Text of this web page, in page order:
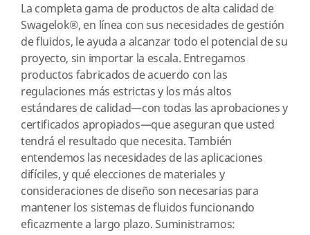
La completa gama de productos de alta calidad de
Swagelok®, en línea con sus necesidades de gestión
de fluidos, le ayuda a alcanzar todo el potencial de su
proyecto, sin importar la escala. Entregamos
productos fabricados de acuerdo con las
regulaciones más estrictas y los más altos
estándares de calidad—con todas las aprobaciones y
certificados apropiados—que aseguran que usted
tendrá el resultado que necesita. También
entendemos las necesidades de las aplicaciones
difíciles, y qué elecciones de materiales y
consideraciones de diseño son necesarias para
mantener los sistemas de fluidos funcionando
eficazmente a largo plazo. Suministramos: